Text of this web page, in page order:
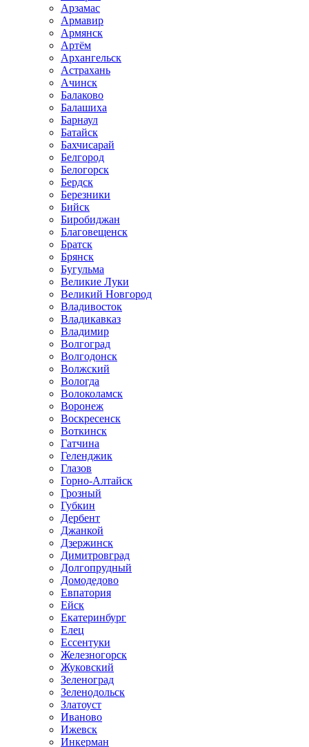
Арзамас
Армавир
Армянск
Артём
Архангельск
Астрахань
Ачинск
Балаково
Балашиха
Барнаул
Батайск
Бахчисарай
Белгород
Белогорск
Бердск
Березники
Бийск
Биробиджан
Благовещенск
Братск
Брянск
Бугульма
Великие Луки
Великий Новгород
Владивосток
Владикавказ
Владимир
Волгоград
Волгодонск
Волжский
Вологда
Волоколамск
Воронеж
Воскресенск
Воткинск
Гатчина
Геленджик
Глазов
Горно-Алтайск
Грозный
Губкин
Дербент
Джанкой
Дзержинск
Димитровград
Долгопрудный
Домодедово
Евпатория
Ейск
Екатеринбург
Елец
Ессентуки
Железногорск
Жуковский
Зеленоград
Зеленодольск
Златоуст
Иваново
Ижевск
Инкерман